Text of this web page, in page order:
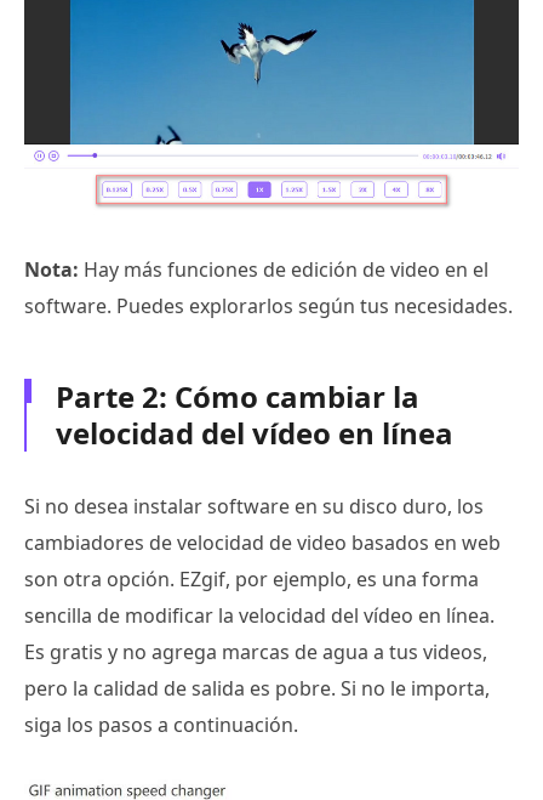
Nota: Hay más funciones de edición de video en el
software. Puedes explorarlos según tus necesidades.
Parte 2: Cómo cambiar la
velocidad del vídeo en línea
Si no desea instalar software en su disco duro, los
cambiadores de velocidad de video basados en web
son otra opción. EZgif, por ejemplo, es una forma
sencilla de modificar la velocidad del vídeo en línea.
Es gratis y no agrega marcas de agua a tus videos,
pero la calidad de salida es pobre. Si no le importa,
siga los pasos a continuación.